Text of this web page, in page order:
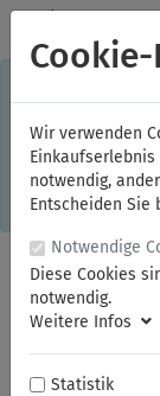
✓Jeden Monat
Kostenlose
Informationen
gespeichert.
Online-Shops
einverstanden,
Wir verwenden
notwendig,
Entscheiden Sie
Notwendige
Diese Cookies
notwendig.
Weitere Infos
Statistik